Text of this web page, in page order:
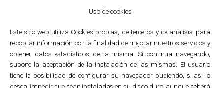
del turismo cultural de Álava: Museo Artium
y Catedral de Santa María. Los creadores
de moda diseñaron etiquetas de vino,
vestidos y tarjetas postales, inspirados en
los vinos de Rioja Alavesa y la ciudad de
Vitoria. Se produjeron para su
comercialización 2 packs de vinos con
Uso de cookies
Este sitio web utiliza Cookies propias, de terceros y de análisis, para
recopilar información con la finalidad de mejorar nuestros servicios y
obtener datos estadísticos de la misma. Si continua navegando,
supone la aceptación de la instalación de las mismas. El usuario
tiene la posibilidad de configurar su navegador pudiendo, si así lo
desea, impedir que sean instaladas en su disco duro, aunque deberá